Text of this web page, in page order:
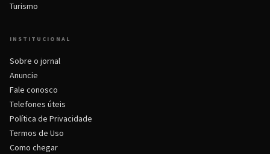
Turismo
INSTITUCIONAL
Sobre o jornal
Anuncie
Fale conosco
Telefones úteis
Política de Privacidade
Termos de Uso
Como chegar